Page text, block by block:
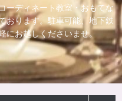
ーディネート教室・おもてな
おります。駐車可能、地下鉄
にお越しくださいませ。